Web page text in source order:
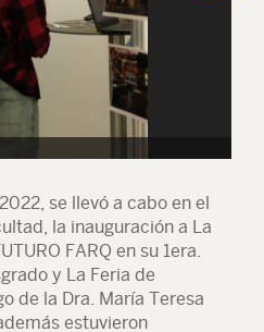
se llevó a cabo en el
la inauguración a La
FARQ en su 1era.
y La Feria de
de la Dra. María Teresa
estuvieron